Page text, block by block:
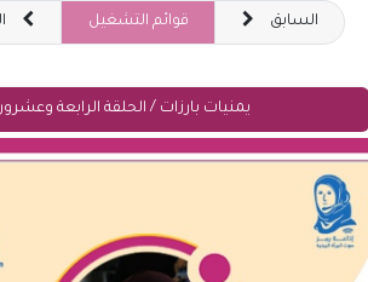
قوائم التشغيل السابق
يمنيات بارزات / الحلقة الرابعة